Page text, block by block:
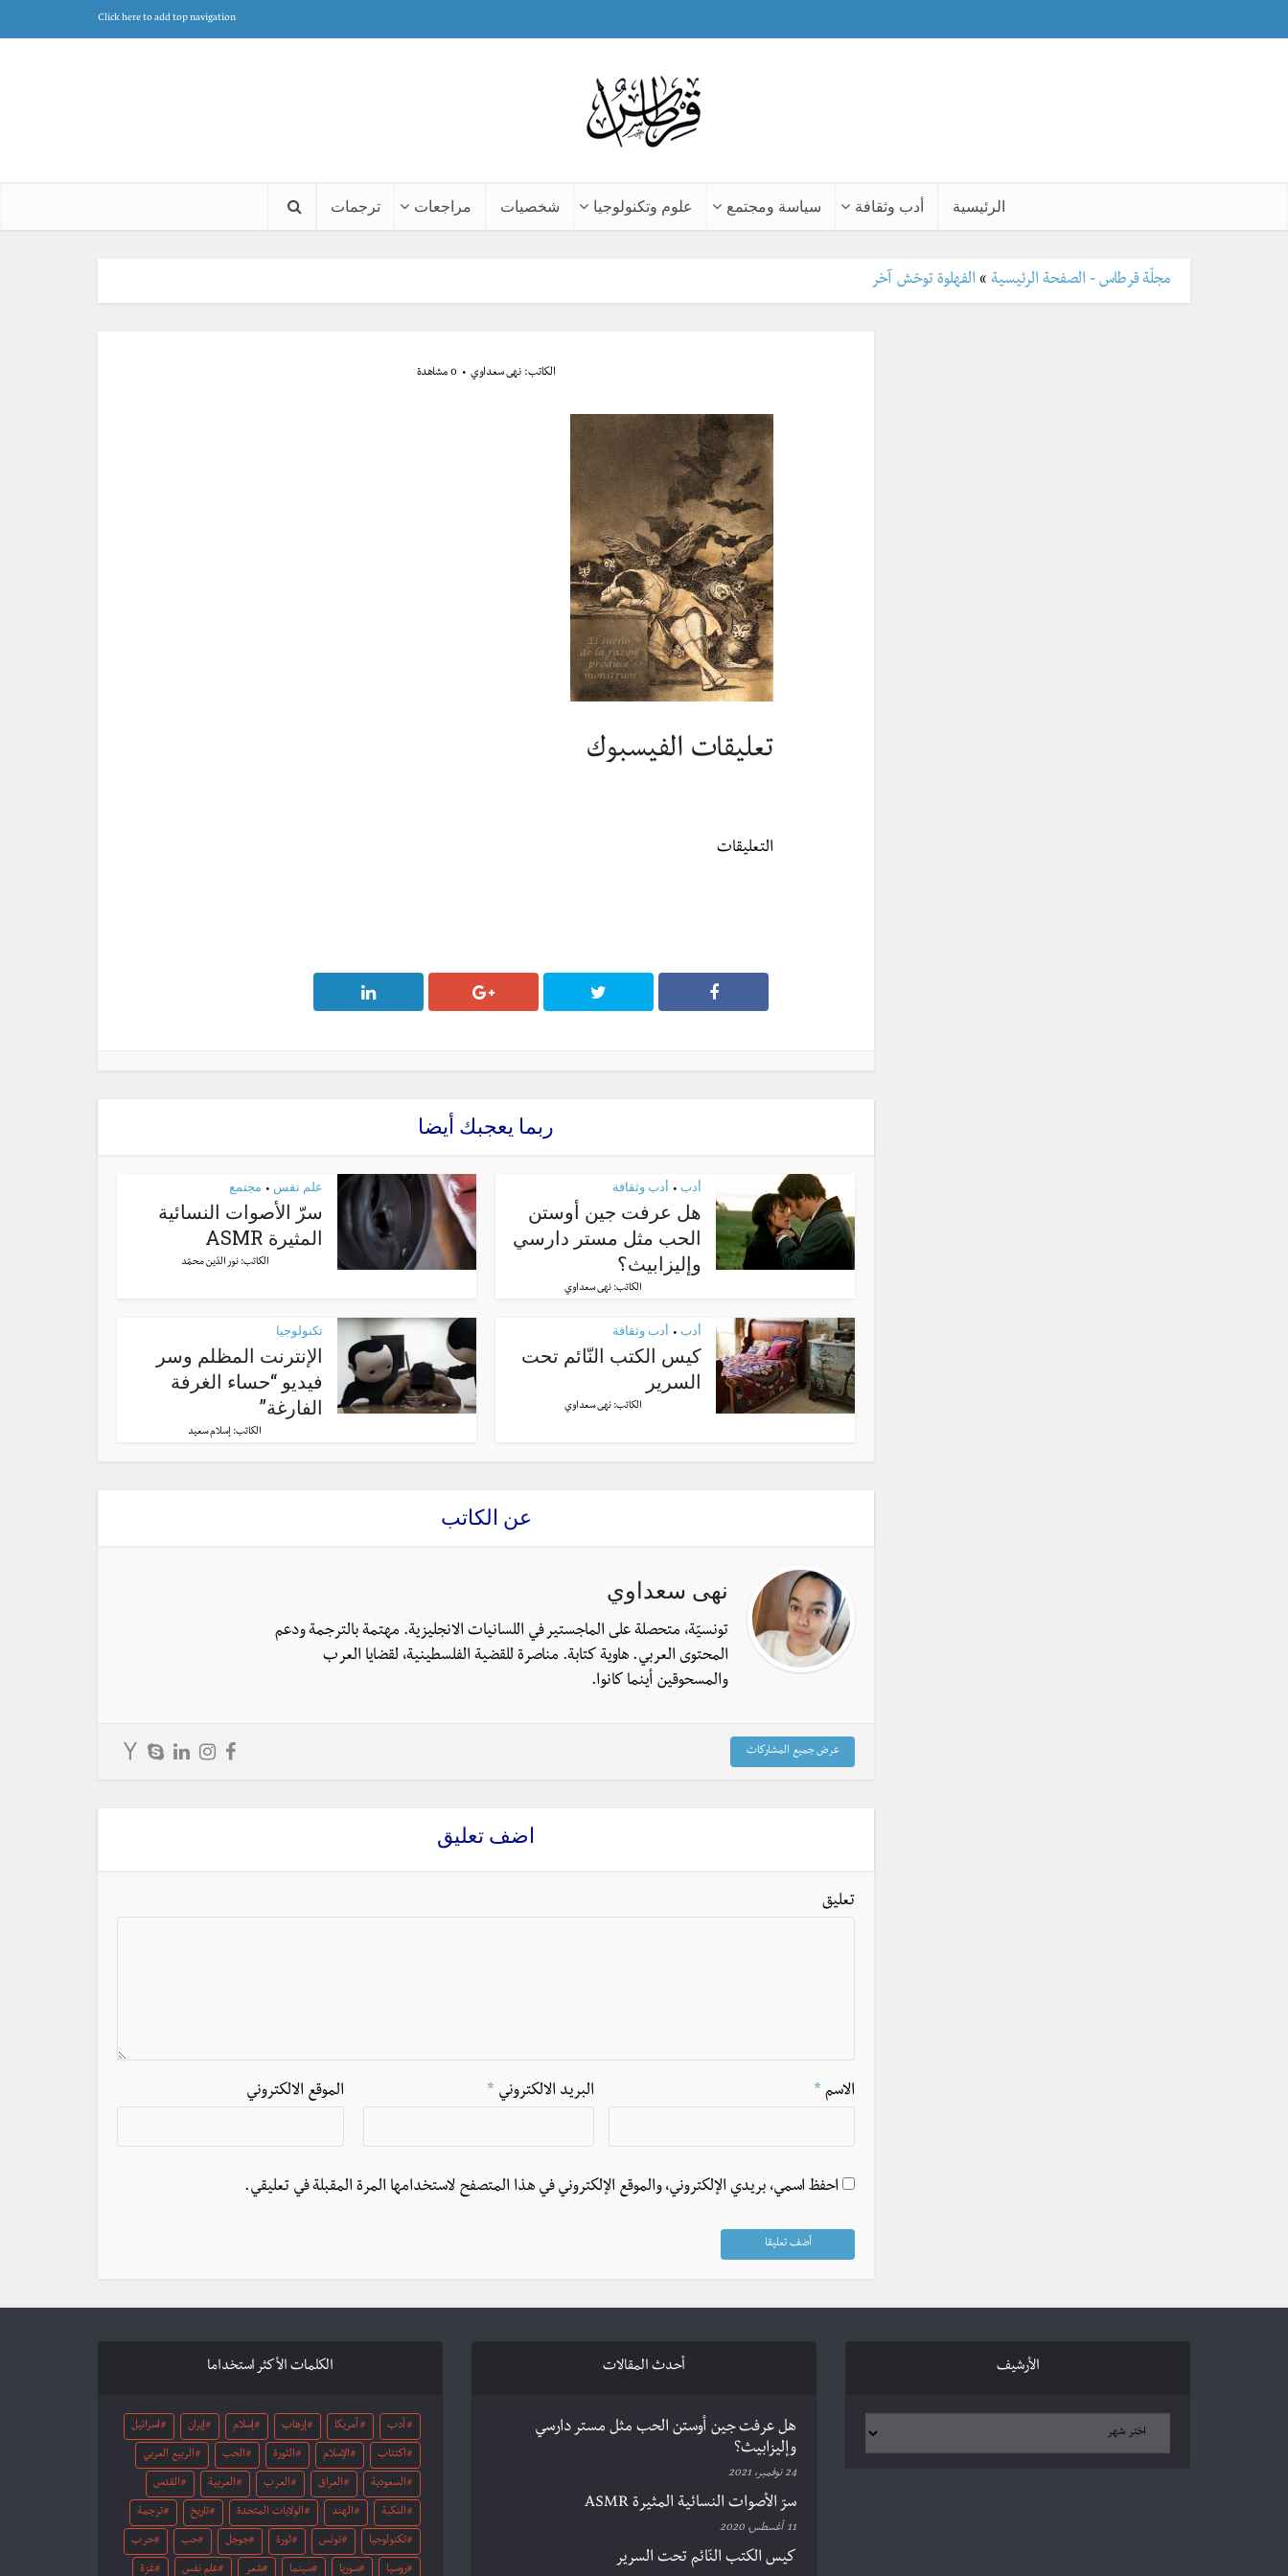
Click here to add top navigation
الرئيسية أدب وثقافة سياسة ومجتمع علوم وتكنولوجيا شخصيات مراجعات ترجمات
مجلّة قرطاس - الصفحة الرئيسية » الفهلوة توحّش آخر
الكاتب:نهى سعداوي 0 مشاهدة
تعليقات الفيسبوك
التعليقات
ربما يعجبك أيضا
أدب • أدب وثقافة
هل عرفت جين أوستن
الحب مثل مستر دارسي
وإليزابيث؟
الكاتب: نهى سعداوي
علم نفس • مجتمع
سرّ الأصوات النسائية
المثيرة ASMR
الكاتب:نور الدّين محمّد
أدب • أدب وثقافة
كيس الكتب النّائم تحت
السرير
الكاتب: نهى سعداوي
تكنولوجيا
الإنترنت المظلم وسر
فيديو “حساء الغرفة
الفارغة”
الكاتب: إسلام سعيد
عن الكاتب
نهى سعداوي
تونسيّة، متحصلة على الماجستير في اللسانيات الانجليزية. مهتمة بالترجمة ودعم
المحتوى العربي. هاوية كتابة. مناصرة للقضية الفلسطينية، لقضايا العرب
والمسحوقين أينما كانوا.
عرض جميع المشاركات
اضف تعليق
تعليق
الاسم * البريد الالكتروني * الموقع الالكتروني
احفظ اسمي، بريدي الإلكتروني، والموقع الإلكتروني في هذا المتصفح لاستخدامها المرة المقبلة في تعليقي.
الكلمات الأكثر استخداما
أدب أمريكا إرهاب إسلام إيران اسرائيل
اكتئاب الإسلام الثورة الحب الربيع العربي
السعودية العراق العرب العربية القدس
النكبة الهند الولايات المتحدة تاريخ ترجمة
تكنولوجيا تونس ثورة جوجل حب حرب
روسيا سوريا سينما شعر علم نفس غزة
أحدث المقالات
هل عرفت جين أوستن الحب مثل مستر دارسي
وإليزابيث؟
24 نوفمبر، 2021
سرّ الأصوات النسائية المثيرة ASMR
11 أغسطس، 2020
كيس الكتب النّائم تحت السرير
الأرشيف